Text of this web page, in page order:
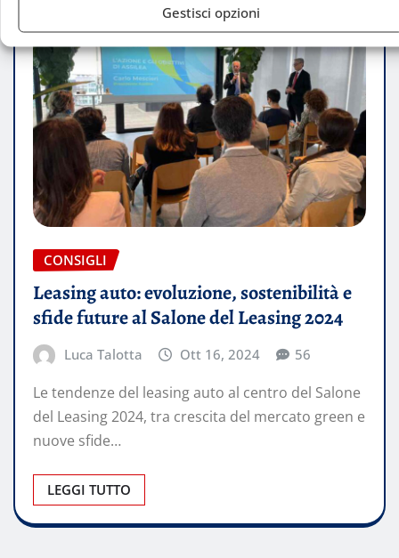
Gestisci opzioni
CONSIGLI
Leasing auto: evoluzione, sostenibilità e
sfide future al Salone del Leasing 2024
Luca Talotta Ott 16, 2024 56
Le tendenze del leasing auto al centro del Salone
del Leasing 2024, tra crescita del mercato green e
nuove sfide…
LEGGI TUTTO